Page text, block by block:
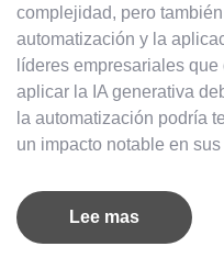
complejidad, pero
automatización y la
líderes empresariales
aplicar la IA generativa
la automatización podría
un impacto notable en
Lee mas